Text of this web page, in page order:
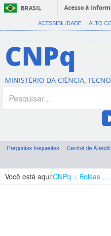
BRASIL
Acesso à
ACESSIBILIDADE ALTO
CNPq
MINISTÉRIO DA CIÊNCIA,
Perguntas frequentes Central de
Você está aqui:CNPq Bolsas e Auxílios Vigentes